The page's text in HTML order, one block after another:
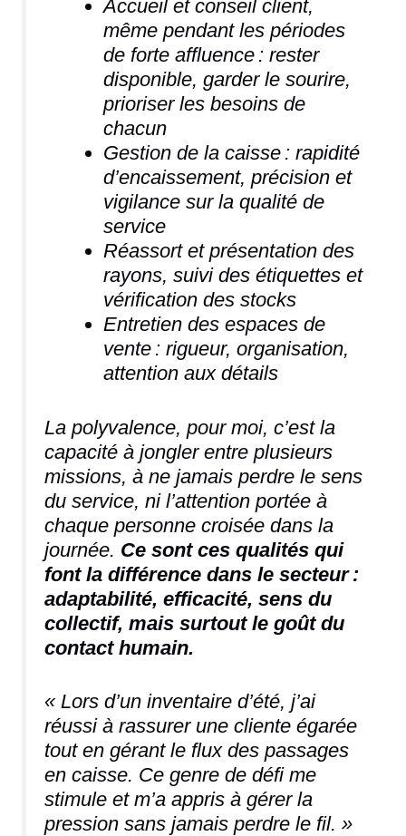
Accueil et conseil client,
même pendant les périodes
de forte affluence : rester
disponible, garder le sourire,
prioriser les besoins de
chacun
Gestion de la caisse : rapidité
d’encaissement, précision et
vigilance sur la qualité de
service
Réassort et présentation des
rayons, suivi des étiquettes et
vérification des stocks
Entretien des espaces de
vente : rigueur, organisation,
attention aux détails
La polyvalence, pour moi, c’est la
capacité à jongler entre plusieurs
missions, à ne jamais perdre le sens
du service, ni l’attention portée à
chaque personne croisée dans la
journée. Ce sont ces qualités qui
font la différence dans le secteur :
adaptabilité, efficacité, sens du
collectif, mais surtout le goût du
contact humain.
« Lors d’un inventaire d’été, j’ai
réussi à rassurer une cliente égarée
tout en gérant le flux des passages
en caisse. Ce genre de défi me
stimule et m’a appris à gérer la
pression sans jamais perdre le fil. »